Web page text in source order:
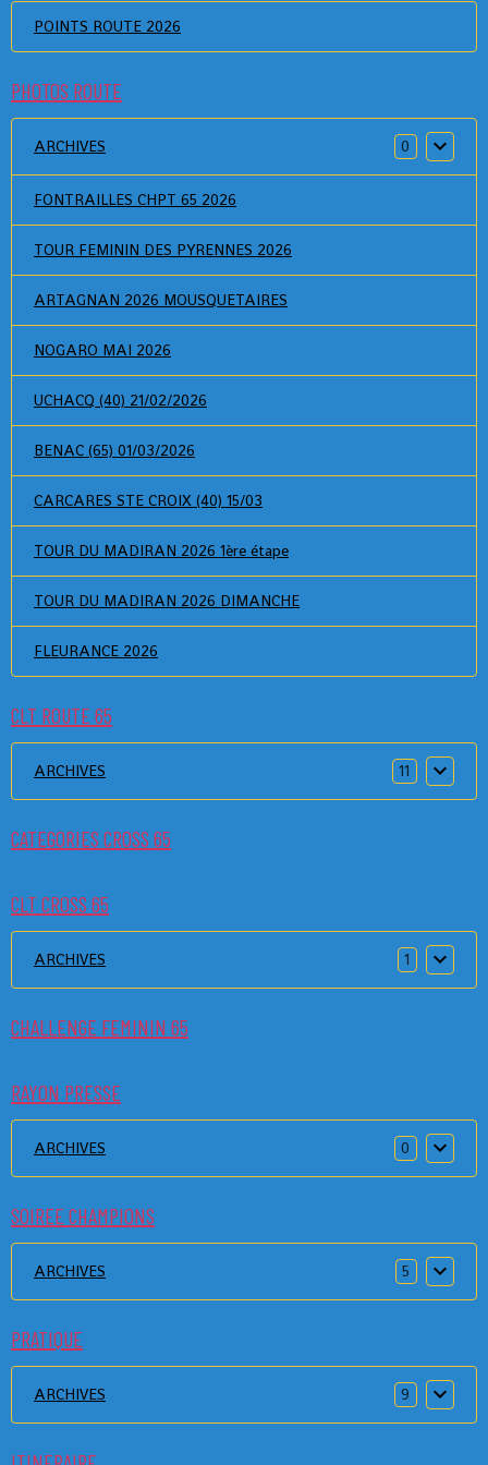
POINTS ROUTE 2026
PHOTOS ROUTE
ARCHIVES 0
FONTRAILLES CHPT 65 2026
TOUR FEMININ DES PYRENNES 2026
ARTAGNAN 2026 MOUSQUETAIRES
NOGARO MAI 2026
UCHACQ (40) 21/02/2026
BENAC (65) 01/03/2026
CARCARES STE CROIX (40) 15/03
TOUR DU MADIRAN 2026 1ère étape
TOUR DU MADIRAN 2026 DIMANCHE
FLEURANCE 2026
CLT ROUTE 65
ARCHIVES 11
CATEGORIES CROSS 65
CLT CROSS 65
ARCHIVES 1
CHALLENGE FEMININ 65
RAYON PRESSE
ARCHIVES 0
SOIREE CHAMPIONS
ARCHIVES 5
PRATIQUE
ARCHIVES 9